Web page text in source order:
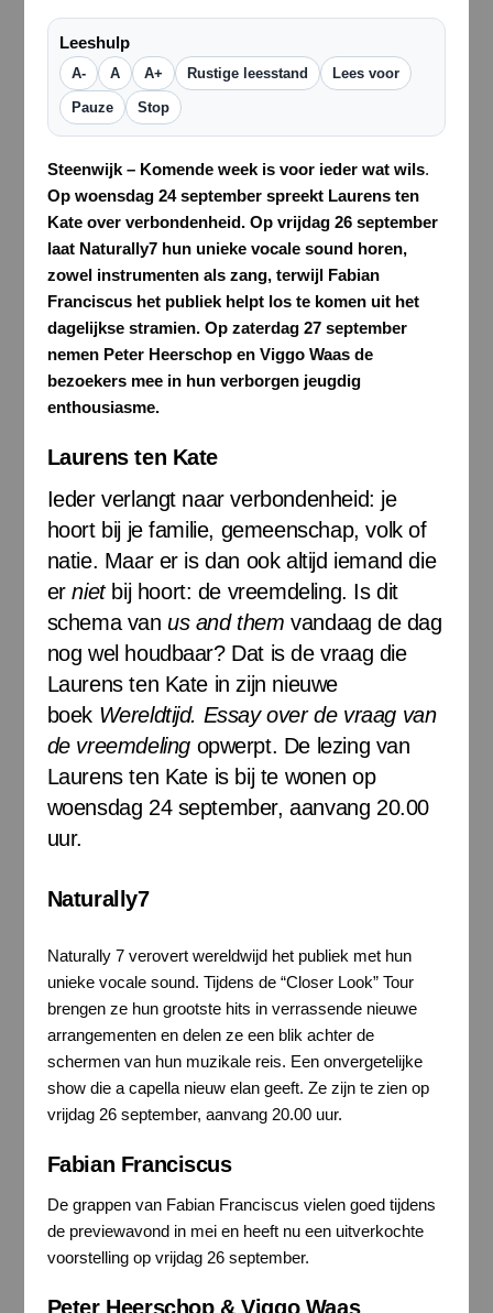
Leeshulp
A- A A+ Rustige leesstand Lees voor
Pauze Stop
Steenwijk – Komende week is voor ieder wat wils.
Op woensdag 24 september spreekt Laurens ten
Kate over verbondenheid. Op vrijdag 26 september
laat Naturally7 hun unieke vocale sound horen,
zowel instrumenten als zang, terwijl Fabian
Franciscus het publiek helpt los te komen uit het
dagelijkse stramien. Op zaterdag 27 september
nemen Peter Heerschop en Viggo Waas de
bezoekers mee in hun verborgen jeugdig
enthousiasme.
Laurens ten Kate
Ieder verlangt naar verbondenheid: je
hoort bij je familie, gemeenschap, volk of
natie. Maar er is dan ook altijd iemand die
erniet bij hoort: de vreemdeling. Is dit
schema vanus and them vandaag de dag
nog wel houdbaar? Dat is de vraag die
Laurens ten Kate in zijn nieuwe
boek Wereldtijd. Essay over de vraag van
de vreemdeling opwerpt. De lezing van
Laurens ten Kate is bij te wonen op
woensdag 24 september, aanvang 20.00
uur.
Naturally7
Naturally 7 verovert wereldwijd het publiek met hun
unieke vocale sound. Tijdens de “Closer Look” Tour
brengen ze hun grootste hits in verrassende nieuwe
arrangementen en delen ze een blik achter de
schermen van hun muzikale reis. Een onvergetelijke
show die a capella nieuw elan geeft. Ze zijn te zien op
vrijdag 26 september, aanvang 20.00 uur.
Fabian Franciscus
De grappen van Fabian Franciscus vielen goed tijdens
de previewavond in mei en heeft nu een uitverkochte
voorstelling op vrijdag 26 september.
Peter Heerschop & Viggo Waas